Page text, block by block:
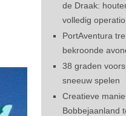
de Draak:
volledig
PortAventura
bekroonde
38 graden
sneeuw spelen
Creatieve
Bobbejaanland